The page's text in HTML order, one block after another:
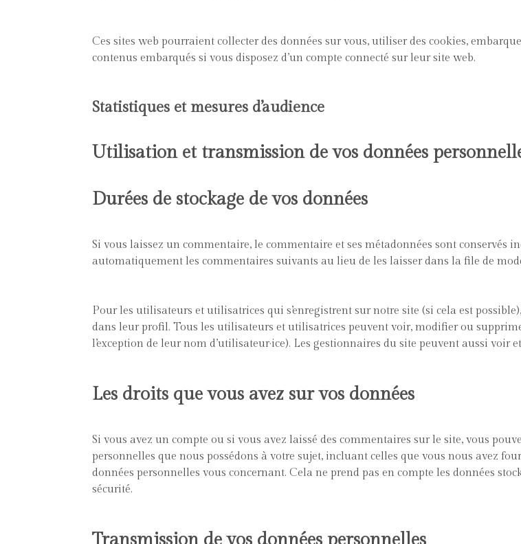
Ces sites web pourraient collecter des données sur vous, utiliser des cookies,
contenus embarqués si vous disposez d’un compte connecté sur leur site web.
Statistiques et mesures d’audience
Utilisation et transmission de vos données
Durées de stockage de vos données
Si vous laissez un commentaire, le commentaire et ses métadonnées sont conservés
automatiquement les commentaires suivants au lieu de les laisser dans la file de
Pour les utilisateurs et utilisatrices qui s’enregistrent sur notre site (si cela est
dans leur profil. Tous les utilisateurs et utilisatrices peuvent voir, modifier ou
l’exception de leur nom d’utilisateur·ice). Les gestionnaires du site peuvent aussi voir
Les droits que vous avez sur vos données
Si vous avez un compte ou si vous avez laissé des commentaires sur le site, vous
personnelles que nous possédons à votre sujet, incluant celles que vous nous avez
données personnelles vous concernant. Cela ne prend pas en compte les données
sécurité.
Transmission de vos données personnelles